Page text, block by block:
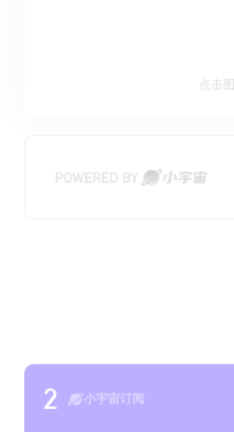
点击
2 小宇宙订阅